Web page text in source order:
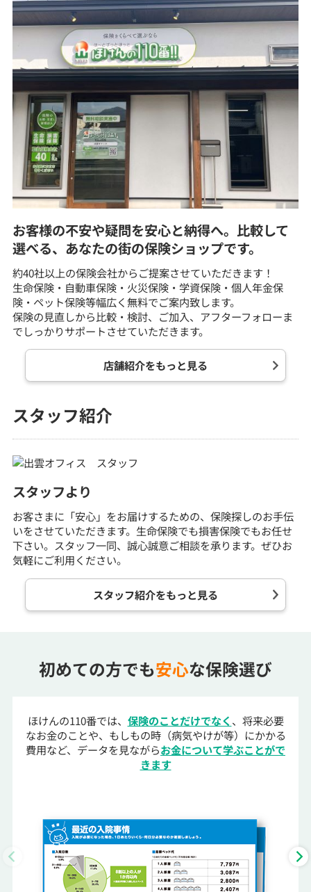
お客様の不安や疑問を安心と納得へ。比較して
選べる、あなたの街の保険ショップです。
約40社以上の保険会社からご提案させていただきます！
生命保険・自動車保険・火災保険・学資保険・個人年金保
険・ペット保険等幅広く無料でご案内致します。
保険の見直しから比較・検討、ご加入、アフターフォローま
でしっかりサポートさせていただきます。
店舗紹介をもっと見る
スタッフ紹介
スタッフより
お客さまに「安心」をお届けするための、保険探しのお手伝
いをさせていただきます。生命保険でも損害保険でもお任せ
下さい。スタッフ一同、誠心誠意ご相談を承ります。ぜひお
気軽にご利用ください。
スタッフ紹介をもっと見る
初めての方でも安心な保険選び
ほけんの110番では、 保険のことだけでなく 、将来必要
なお金のことや、もしもの時（病気やけが等）にかかる
費用など、データを見ながらお金について学ぶことがで
きます